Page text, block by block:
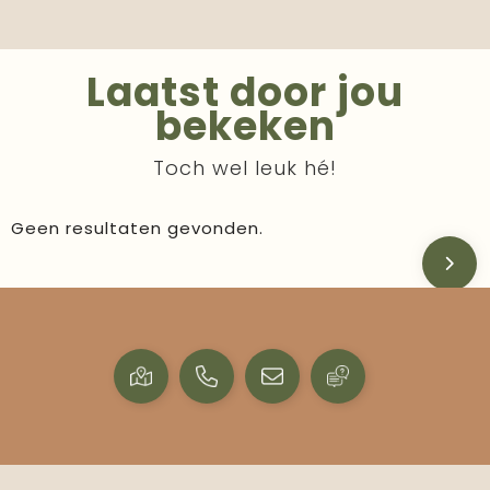
Laatst door jou
bekeken
Toch wel leuk hé!
Geen resultaten gevonden.